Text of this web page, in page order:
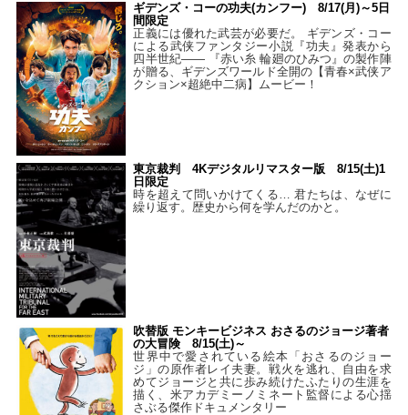
ギデンズ・コーの功夫(カンフー) 8/17(月)～5日
間限定
正義には優れた武芸が必要だ。 ギデンズ・コー
による武侠ファンタジー小説『功夫』発表から
四半世紀―― 『赤い糸 輪廻のひみつ』の製作陣
が贈る、ギデンズワールド全開の【青春×武侠ア
クション×超絶中二病】ムービー！
東京裁判 4Kデジタルリマスター版 8/15(土)1
日限定
時を超えて問いかけてくる… 君たちは、なぜに
繰り返す。歴史から何を学んだのかと。
吹替版 モンキービジネス おさるのジョージ著者
の大冒険 8/15(土)～
世界中で愛されている絵本「おさるのジョー
ジ」の原作者レイ夫妻。戦火を逃れ、自由を求
めてジョージと共に歩み続けたふたりの生涯を
描く、米アカデミーノミネート監督による心揺
さぶる傑作ドキュメンタリー